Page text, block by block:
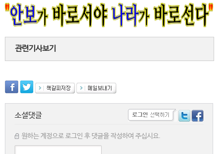
관련기사보기
소셜댓글
원하는 계정으로 로그인 후 댓글을 작성하여 주십시요.